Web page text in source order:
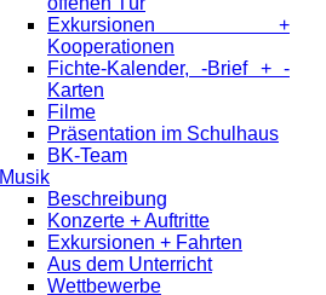
Exkursionen +
Kooperationen
Fichte-Kalender, -Brief + -
Karten
Filme
Präsentation im Schulhaus
BK-Team
Musik
Beschreibung
Konzerte + Auftritte
Exkursionen + Fahrten
Aus dem Unterricht
Wettbewerbe